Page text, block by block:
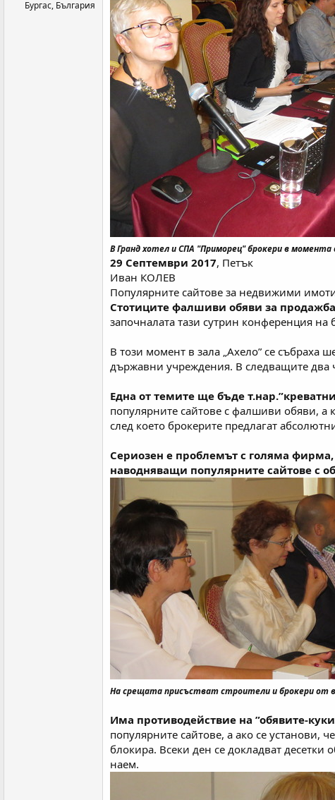
Бургас, България
В Гранд хотел и СПА "Приморец" брокери в
29 Септември 2017, Петък
Иван КОЛЕВ
Популярните сайтове за недвижими
Стотиците фалшиви обяви за
започналата тази сутрин конференция
В този момент в зала „Ахело” се
държавни учреждения. В следващите два
Една от темите ще бъде
популярните сайтове с фалшиви обяви, а
след което брокерите предлагат
Сериозен е проблемът с голяма
наводняващи популярните сайтове с
На срещата присъстват строители и брокери от
Има противодействие на ”обявите-
популярните сайтове, а ако се установи,
блокира. Всеки ден се докладват десетки
наем.